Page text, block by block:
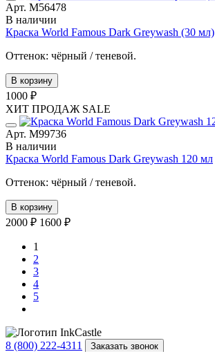
Арт. М56478
В наличии
Краска World Famous Dark Greywash (30 мл)
Оттенок: чёрный / теневой.
В корзину
1000 ₽
ХИТ ПРОДАЖ SALE
Арт. М99736
В наличии
Краска World Famous Dark Greywash 120 мл
Оттенок: чёрный / теневой.
В корзину
2000 ₽ 1600 ₽
1
2
3
4
5
8 (800) 222-4311 Заказать звонок